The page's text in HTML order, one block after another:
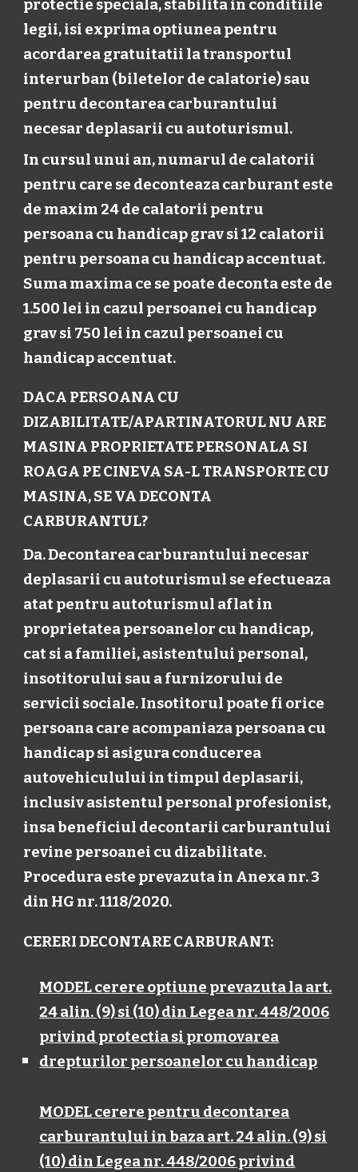
protectie speciala, stabilita in conditiile
legii, isi exprima optiunea pentru
acordarea gratuitatii la transportul
interurban (biletelor de calatorie) sau
pentru decontarea carburantului
necesar deplasarii cu autoturismul.
In cursul unui an, numarul de calatorii
pentru care se deconteaza carburant este
de maxim 24 de calatorii pentru
persoana cu handicap grav si 12 calatorii
pentru persoana cu handicap accentuat.
Suma maxima ce se poate deconta este de
1.500 lei in cazul persoanei cu handicap
grav si 750 lei in cazul persoanei cu
handicap accentuat.
DACA PERSOANA CU
DIZABILITATE/APARTINATORUL NU ARE
MASINA PROPRIETATE PERSONALA SI
ROAGA PE CINEVA SA-L TRANSPORTE CU
MASINA, SE VA DECONTA
CARBURANTUL?
Da. Decontarea carburantului necesar
deplasarii cu autoturismul se efectueaza
atat pentru autoturismul aflat in
proprietatea persoanelor cu handicap,
cat si a familiei, asistentului personal,
insotitorului sau a furnizorului de
servicii sociale. Insotitorul poate fi orice
persoana care acompaniaza persoana cu
handicap si asigura conducerea
autovehiculului in timpul deplasarii,
inclusiv asistentul personal profesionist,
insa beneficiul decontarii carburantului
revine persoanei cu dizabilitate.
Procedura este prevazuta in Anexa nr. 3
din HG nr. 1118/2020.
CERERI DECONTARE CARBURANT:
MODEL cerere optiune prevazuta la art.
24 alin. (9) si (10) din Legea nr. 448/2006
privind protectia si promovarea
drepturilor persoanelor cu handicap
MODEL cerere pentru decontarea
carburantului in baza art. 24 alin. (9) si
(10) din Legea nr. 448/2006 privind